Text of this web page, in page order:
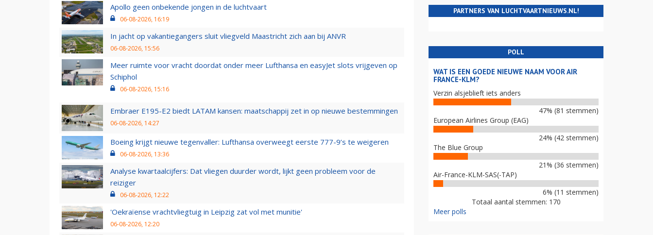
Apollo geen onbekende jongen in de luchtvaart
06-08-2026, 16:19
In jacht op vakantiegangers sluit vliegveld Maastricht zich aan bij ANVR
06-08-2026, 15:56
Meer ruimte voor vracht doordat onder meer Lufthansa en easyJet slots vrijgeven op
Schiphol
06-08-2026, 15:16
Embraer E195-E2 biedt LATAM kansen: maatschappij zet in op nieuwe bestemmingen
06-08-2026, 14:27
Boeing krijgt nieuwe tegenvaller: Lufthansa overweegt eerste 777-9’s te weigeren
06-08-2026, 13:36
Analyse kwartaalcijfers: Dat vliegen duurder wordt, lijkt geen probleem voor de
reiziger
06-08-2026, 12:22
'Oekraïense vrachtvliegtuig in Leipzig zat vol met munitie'
06-08-2026, 12:20
PARTNERS VAN LUCHTVAARTNIEUWS.NL!
POLL
WAT IS EEN GOEDE NIEUWE NAAM VOOR AIR
FRANCE-KLM?
Verzin alsjeblieft iets anders
47% (81 stemmen)
European Airlines Group (EAG)
24% (42 stemmen)
The Blue Group
21% (36 stemmen)
Air-France-KLM-SAS(-TAP)
6% (11 stemmen)
Totaal aantal stemmen: 170
Meer polls